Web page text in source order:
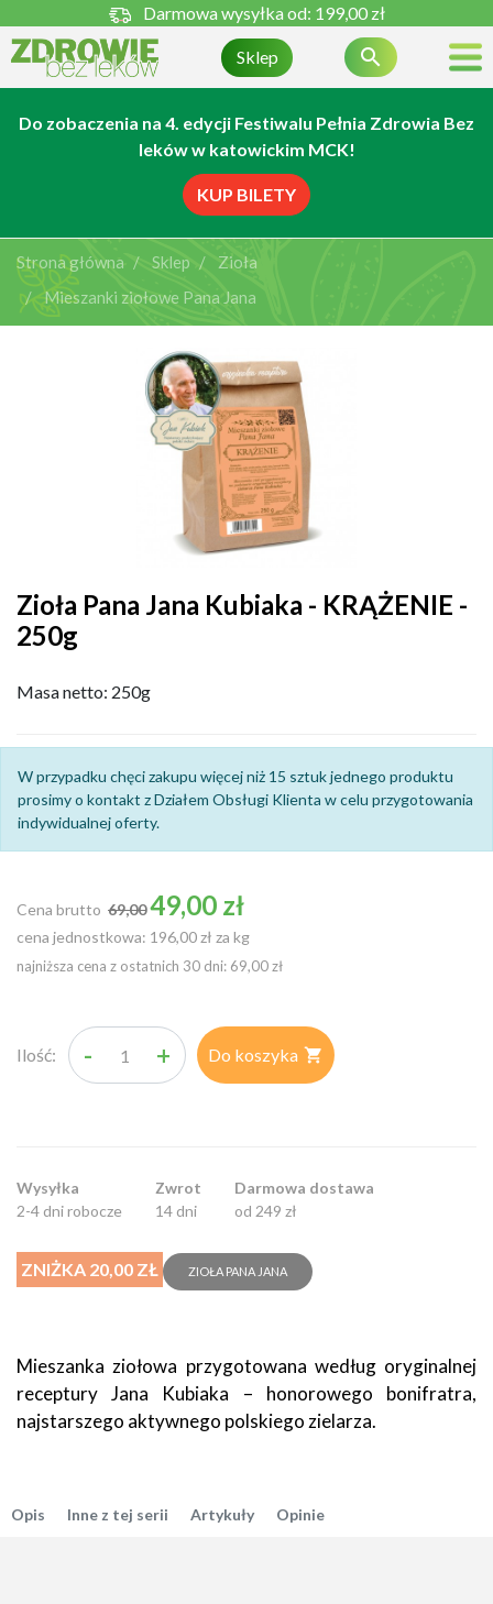
Darmowa wysyłka od: 199,00 zł
Sklep 
Do zobaczenia na 4. edycji Festiwalu Pełnia Zdrowia Bez
leków w katowickim MCK!
KUP BILETY
Strona główna Sklep
Zioła
Mieszanki ziołowe Pana Jana
Zioła Pana Jana Kubiaka - KRĄŻENIE -
250g
Masa netto: 250g
W przypadku chęci zakupu więcej niż 15 sztuk jednego produktu
prosimy o kontakt z Działem Obsługi Klienta w celu przygotowania
indywidualnej oferty.
Cena brutto
Cena podstawowa
69,0049,00 zł
cena jednostkowa: 196,00 zł za kg
najniższa cena z ostatnich 30 dni: 69,00 zł
Ilość: - + Do koszyka 
Wysyłka
2-4 dni robocze
Zwrot
14 dni
Darmowa dostawa
od 249 zł
ZNIŻKA 20,00 ZŁ ZIOŁA PANA JANA
Mieszanka ziołowa przygotowana według oryginalnej
receptury Jana Kubiaka – honorowego bonifratra,
najstarszego aktywnego polskiego zielarza.
Opis Inne z tej serii Artykuły Opinie